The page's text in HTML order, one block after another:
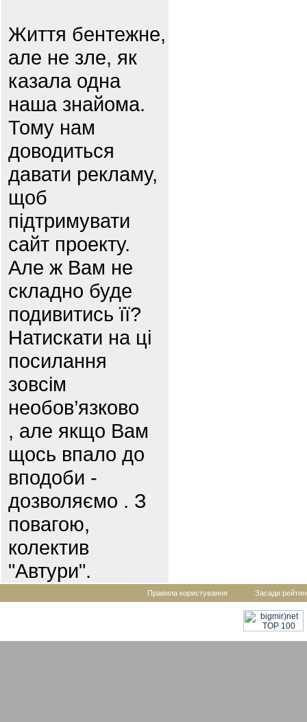
Життя бентежне,
але не зле, як
казала одна
наша знайома.
Тому нам
доводиться
давати рекламу,
щоб
підтримувати
сайт проекту.
Але ж Вам не
складно буде
подивитись її?
Натискати на ці
посилання
зовсім
необов’язково
, але якщо Вам
щось впало до
вподоби -
дозволяємо . З
повагою,
колектив
"Автури".
Правила користування Засади